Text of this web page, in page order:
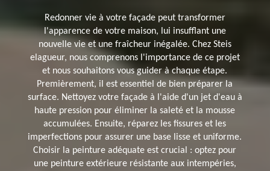
Redonner vie à votre façade peut transformer
l'apparence de votre maison, lui insufflant une
nouvelle vie et une fraîcheur inégalée. Chez Steis
elagueur, nous comprenons l'importance de ce projet
et nous souhaitons vous guider à chaque étape.
Premièrement, il est essentiel de bien préparer la
surface. Nettoyez votre façade à l'aide d'un jet d'eau à
haute pression pour éliminer la saleté et la mousse
accumulées. Ensuite, réparez les fissures et les
imperfections pour assurer une base lisse et uniforme.
Choisir la peinture adéquate est crucial : optez pour
une peinture extérieure résistante aux intempéries,